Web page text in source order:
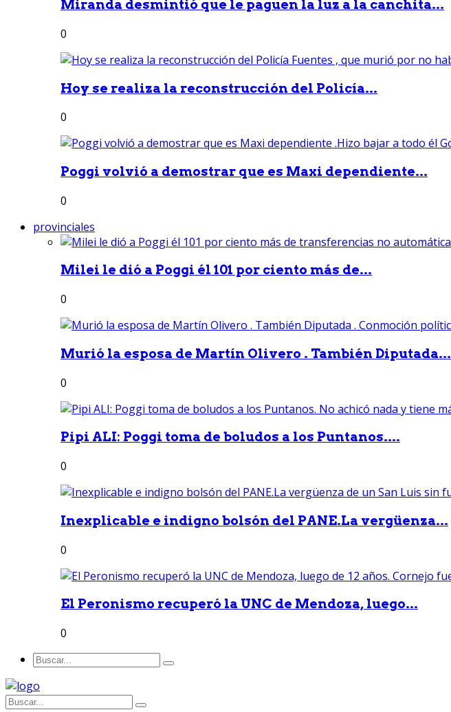
Miranda desmintió que le paguen la luz a la canchita...
0
Hoy se realiza la reconstrucción del Policía...
0
Poggi volvió a demostrar que es Maxi dependiente...
0
provinciales
Milei le dió a Poggi él 101 por ciento más de...
0
Murió la esposa de Martín Olivero . También Diputada...
0
Pipi ALI: Poggi toma de boludos a los Puntanos....
0
Inexplicable e indigno bolsón del PANE.La vergüenza...
0
El Peronismo recuperó la UNC de Mendoza, luego...
0